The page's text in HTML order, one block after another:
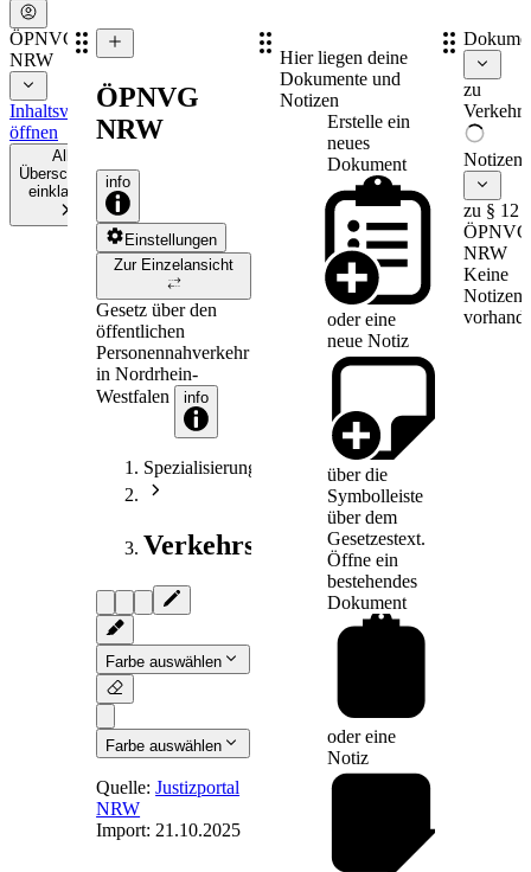
ÖPNVG
NRW
Inhaltsverzeichnis
öffnen
Alle
Überschriften
einklappen
ÖPNVG
NRW
info
Einstellungen
Zur Einzelansicht
Gesetz über den
öffentlichen
Personennahverkehr
in Nordrhein-
Westfalen
info
Spezialisierungen
Verkehrsrecht
Farbe auswählen
Farbe auswählen
§ 12-
Quelle:Justizportal
NRW
Import: 21.10.2025
Hier liegen deine
Dokumente und
Notizen
Erstelle ein
neues
Dokument
oder eine
neue Notiz
über die
Symbolleiste
über dem
Gesetzestext.
Öffne ein
bestehendes
Dokument
oder eine
Notiz
zu
Notizen
zu § 12
ÖPNVG
NRW
Keine
Notizen